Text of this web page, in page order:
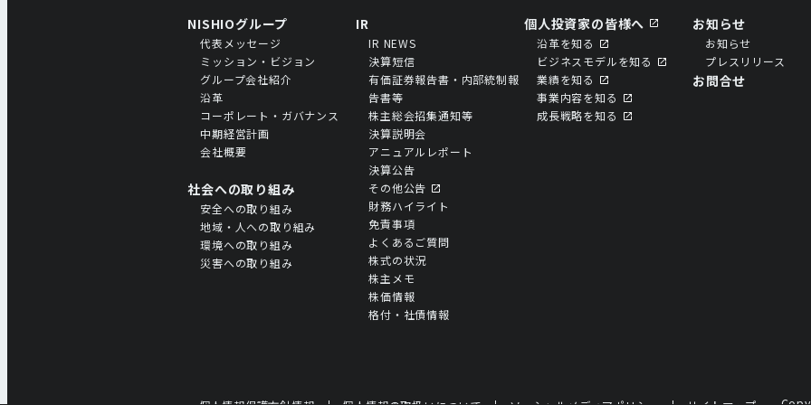
NISHIOグループ
代表メッセージ
ミッション・ビジョン
グループ会社紹介
沿革
コーポレート・ガバナンス
中期経営計画
会社概要
社会への取り組み
安全への取り組み
地域・人への取り組み
環境への取り組み
災害への取り組み
IR
IR NEWS
決算短信
有価証券報告書・内部統制報
告書等
株主総会招集通知等
決算説明会
アニュアルレポート
決算公告
その他公告
財務ハイライト
免責事項
よくあるご質問
株式の状況
株主メモ
株価情報
格付・社債情報
個人投資家の皆様へ
沿革を知る
ビジネスモデルを知る
業績を知る
事業内容を知る
成⻑戦略を知る
お知らせ
お知らせ
プレスリリース
お問合せ